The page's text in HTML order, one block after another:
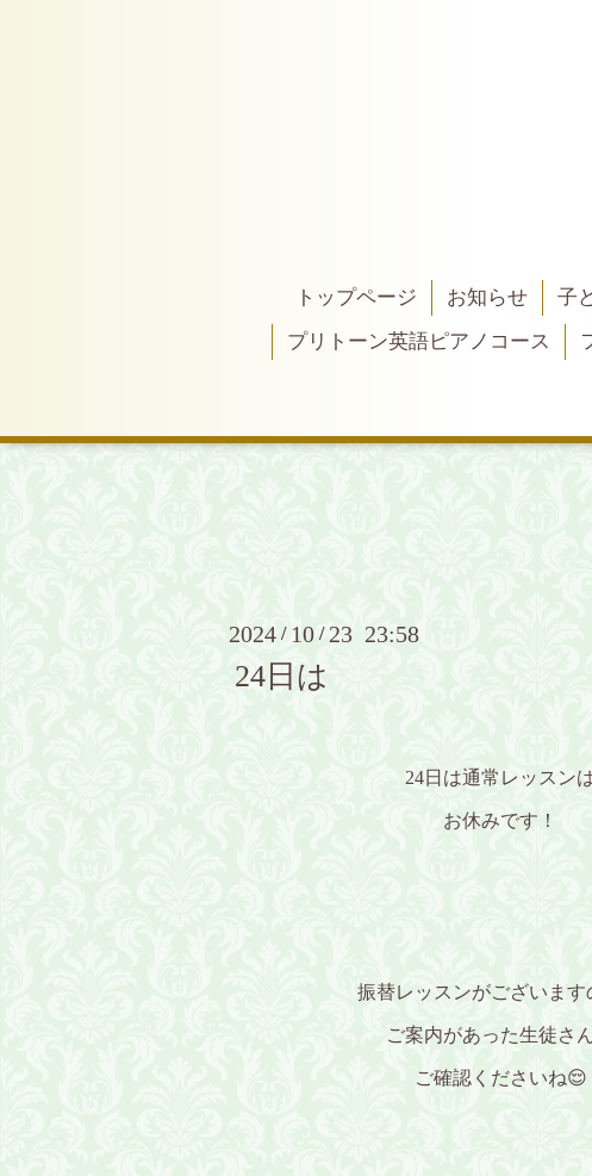
トップページ お知らせ 子
プリトーン英語ピアノコース
2024 / 10 /23 23:58
24日は
24日は通常レッスン
お休みです！
振替レッスンがございます
ご案内があった生徒さ
ご確認くださいね😌